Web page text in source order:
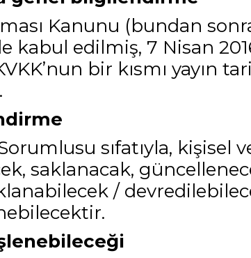
Kanunu (bundan
kabul edilmiş, 7 Nisan
bir kısmı yayın
sıfatıyla, kişisel
saklanacak,
/